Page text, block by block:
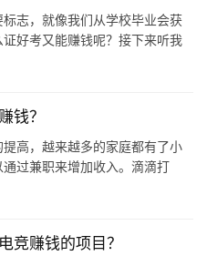
志，就像我们从学校毕业会获
好考又能赚钱呢？接下来听我
钱？
高，越来越多的家庭都有了小
过兼职来增加收入。滴滴打
竞赚钱的项目？